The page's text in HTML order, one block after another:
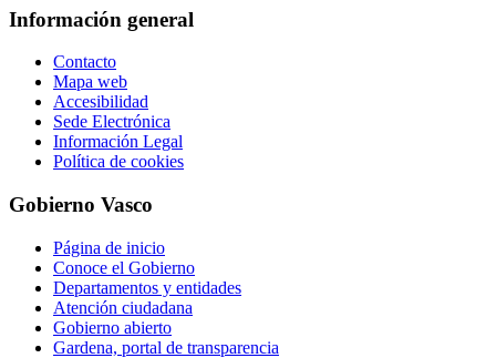
Información general
Contacto
Mapa web
Accesibilidad
Sede Electrónica
Información Legal
Política de cookies
Gobierno Vasco
Página de inicio
Conoce el Gobierno
Departamentos y entidades
Atención ciudadana
Gobierno abierto
Gardena, portal de transparencia